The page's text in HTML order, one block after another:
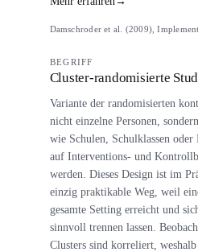
Damschroder et al. (2009),
BEGRIFF
Cluster-randomisierte
Variante der randomisierten
nicht einzelne Personen,
wie Schulen, Schulklassen
auf Interventions- und
werden. Dieses Design ist im
einzig praktikable Weg, weil
gesamte Setting erreicht und
sinnvoll trennen lassen.
Clusters sind korreliert,